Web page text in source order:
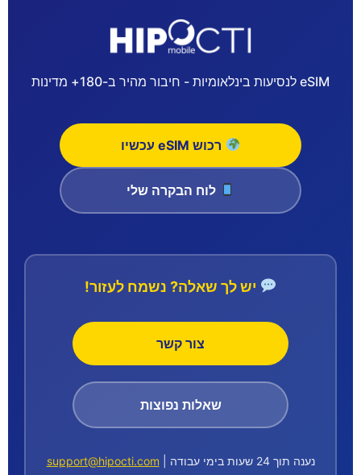
eSIM לנסיעות בינלאומיות - חיבור מהיר ב-180+ מדינות
רכוש eSIM עכשיו
לוח הבקרה שלי
יש לך שאלה? נשמח לעזור!
צור קשר
שאלות נפוצות
נענה תוך 24 שעות בימי עבודה | support@hipocti.com